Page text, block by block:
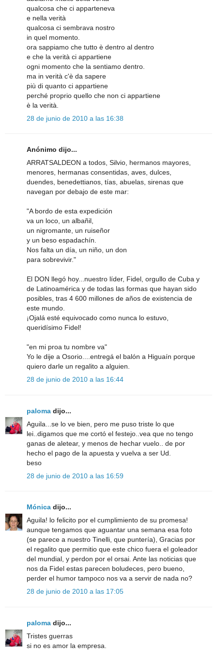
qualcosa che ci apparteneva
e nella verità
qualcosa ci sembrava nostro
in quel momento.
ora sappiamo che tutto è dentro al dentro
e che la verità ci appartiene
ogni momento che la sentiamo dentro.
ma in verità c'è da sapere
più di quanto ci appartiene
perché proprio quello che non ci appartiene
è la verità.
28 de junio de 2010 a las 16:38
Anónimo dijo...
ARRATSALDEON a todos, Silvio, hermanos mayores,
menores, hermanas consentidas, aves, dulces,
duendes, benedettianos, tías, abuelas, sirenas que
navegan por debajo de este mar:
"A bordo de esta expedición
va un loco, un albañil,
un nigromante, un ruiseñor
y un beso espadachín.
Nos falta un día, un niño, un don
para sobrevivir."
El DON llegó hoy...nuestro líder, Fidel, orgullo de Cuba y
de Latinoamérica y de todas las formas que hayan sido
posibles, tras 4 600 millones de años de existencia de
este mundo.
¡Ojalá esté equivocado como nunca lo estuvo,
queridísimo Fidel!
"en mi proa tu nombre va"
Yo le dije a Osorio....entregá el balón a Higuaín porque
quiero darle un regalito a alguien.
28 de junio de 2010 a las 16:44
paloma dijo...
Aguila...se lo ve bien, pero me puso triste lo que
lei..digamos que me cortó el festejo..vea que no tengo
ganas de aletear, y menos de hechar vuelo.. de por
hecho el pago de la apuesta y vuelva a ser Ud.
beso
28 de junio de 2010 a las 16:59
Mónica dijo...
Aguila! lo felicito por el cumplimiento de su promesa!
aunque tengamos que aguantar una semana esa foto
(se parece a nuestro Tinelli, que puntería), Gracias por
el regalito que permitio que este chico fuera el goleador
del mundial, y perdon por el orsai. Ante las noticias que
nos da Fidel estas parecen boludeces, pero bueno,
perder el humor tampoco nos va a servir de nada no?
28 de junio de 2010 a las 17:05
paloma dijo...
Tristes guerras
si no es amor la empresa.